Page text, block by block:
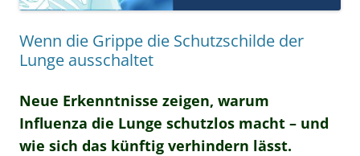
Wenn die Grippe die Schutzschilde der
Lunge ausschaltet
Neue Erkenntnisse zeigen, warum
Influenza die Lunge schutzlos macht – und
wie sich das künftig verhindern lässt.